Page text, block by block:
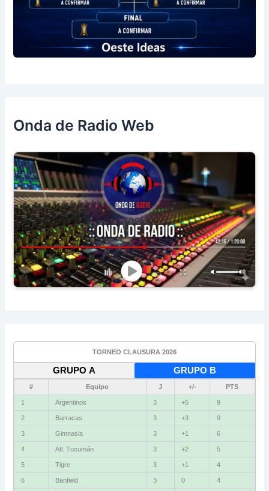
Onda de Radio Web
TORNEO CLAUSURA 2026
GRUPO A GRUPO B
# Equipo J +/- PTS
1 Vélez 3 +4 9
2 Independiente 3 +2 6
3 Gimnasia (M) 3 +2 6
4 Instituto 3 +1 6
5 Newell's 3 0 4
6 Unión 3 -1 4